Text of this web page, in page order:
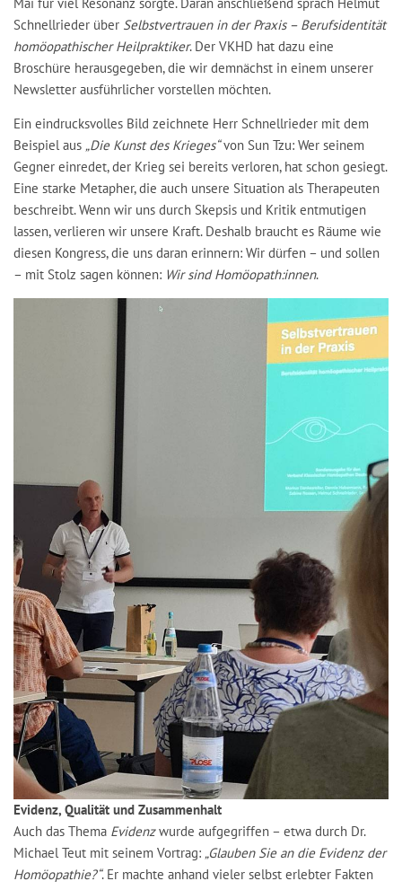
Mai für viel Resonanz sorgte. Daran anschließend sprach Helmut
Schnellrieder über Selbstvertrauen in der Praxis – Berufsidentität
homöopathischer Heilpraktiker. Der VKHD hat dazu eine
Broschüre herausgegeben, die wir demnächst in einem unserer
Newsletter ausführlicher vorstellen möchten.
Ein eindrucksvolles Bild zeichnete Herr Schnellrieder mit dem
Beispiel aus „Die Kunst des Krieges“von Sun Tzu: Wer seinem
Gegner einredet, der Krieg sei bereits verloren, hat schon gesiegt.
Eine starke Metapher, die auch unsere Situation als Therapeuten
beschreibt. Wenn wir uns durch Skepsis und Kritik entmutigen
lassen, verlieren wir unsere Kraft. Deshalb braucht es Räume wie
diesen Kongress, die uns daran erinnern: Wir dürfen – und sollen
– mit Stolz sagen können: Wir sind Homöopath:innen.
Evidenz, Qualität und Zusammenhalt
Auch das Thema Evidenzwurde aufgegriffen – etwa durch Dr.
Michael Teut mit seinem Vortrag: „Glauben Sie an die Evidenz der
Homöopathie?“. Er machte anhand vieler selbst erlebter Fakten